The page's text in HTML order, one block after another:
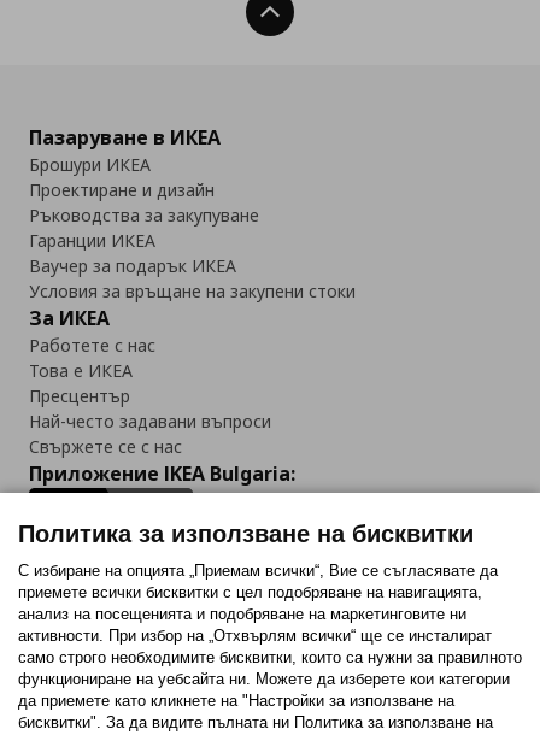
Нагоре
Пазаруване в ИКЕА
Брошури ИКЕА
Проектиране и дизайн
Ръководства за закупуване
Гаранции ИКЕА
Ваучер за подарък ИКЕА
Условия за връщане на закупени стоки
За ИКЕА
Работете с нас
Това е ИКЕА
Пресцентър
Най-често задавани въпроси
Свържете се с нас
Приложение IKEA Bulgaria:
Последвайте ни:
FacebookTwitterYoutubePinterestInstagram
Политика за използване на бисквитки
С избиране на опцията „Приемам всички“, Вие се съгласявате да
приемете всички бисквитки с цел подобряване на навигацията,
анализ на посещенията и подобряване на маркетинговите ни
активности. При избор на „Отхвърлям всички“ ще се инсталират
само строго необходимитe бисквитки, които са нужни за правилното
функциониране на уебсайта ни. Можете да изберете кои категории
да приемете като кликнете на "Настройки за използване на
бисквитки". За да видите пълната ни Политика за използване на